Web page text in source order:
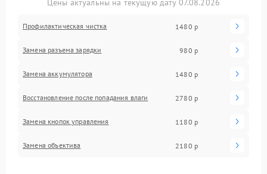
Цены актуальны на текущую дату 07.08.2026
Профилактическая чистка 1480 р
Замена разъема зарядки 980 р
Замена аккумулятора 1480 р
Восстановление после попадания влаги 2780 р
Замена кнопок управления 1180 р
Замена объектива 2180 р